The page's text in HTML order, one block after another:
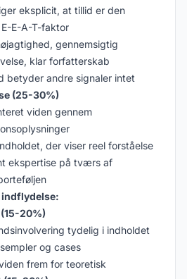
eksplicit, at tillid er den
E-A-T-faktor
gennemsigtig
klar forfatterskab
betyder andre signaler intet
(25-30%)
viden gennem
der viser reel forståelse
ekspertise på tværs af
indflydelse:
20%)
tydelig i indholdet
og cases
frem for teoretisk